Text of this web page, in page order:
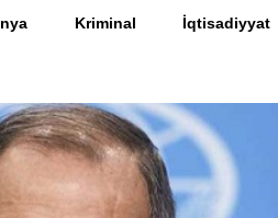
Kriminal İqtisadiyyat